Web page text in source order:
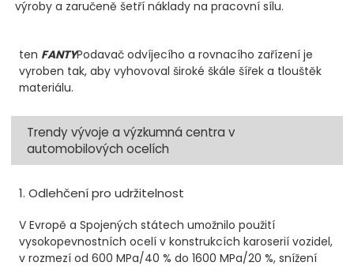
výroby a zaručeně šetří náklady na pracovní sílu.
ten FANTYPodavač odvíjecího a rovnacího zařízení je
vyroben tak, aby vyhovoval široké škále šířek a tlouštěk
materiálu.
Trendy vývoje a výzkumná centra v
automobilových ocelích
1. Odlehčení pro udržitelnost
V Evropě a Spojených státech umožnilo použití
vysokopevnostních ocelí v konstrukcích karoserií vozidel,
v rozmezí od 600 MPa/40 % do 1600 MPa/20 %, snížení